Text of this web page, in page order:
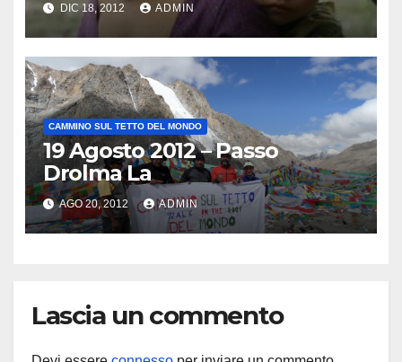
DIC 18, 2012 ADMIN
CAMMINO SUL TETTO DEL MONDO
19 Agosto 2012 – Passo
Drolma La
AGO 20, 2012 ADMIN
Lascia un commento